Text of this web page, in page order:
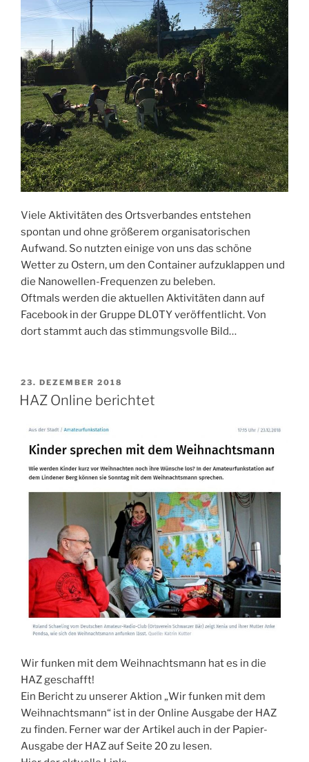
Viele Aktivitäten des Ortsverbandes entstehen
spontan und ohne größerem organisatorischen
Aufwand. So nutzten einige von uns das schöne
Wetter zu Ostern, um den Container aufzuklappen und
die Nanowellen-Frequenzen zu beleben.
Oftmals werden die aktuellen Aktivitäten dann auf
Facebook in der Gruppe DL0TY veröffentlicht. Von
dort stammt auch das stimmungsvolle Bild…
VERÖFFENTLICHT
AM
23. DEZEMBER 2018
HAZ Online berichtet
Wir funken mit dem Weihnachtsmann hat es in die
HAZ geschafft!
Ein Bericht zu unserer Aktion „Wir funken mit dem
Weihnachtsmann“ ist in der Online Ausgabe der HAZ
zu finden. Ferner war der Artikel auch in der Papier-
Ausgabe der HAZ auf Seite 20 zu lesen.